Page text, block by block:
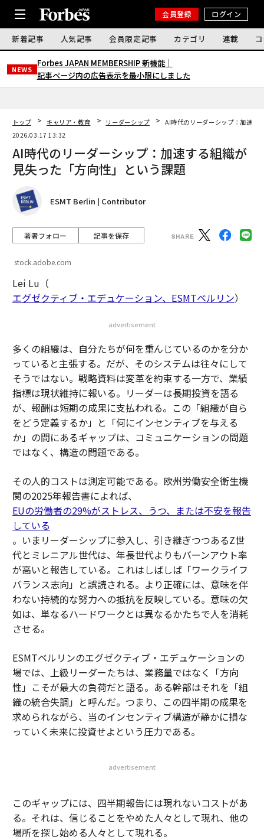
会員登録 ログイン
新着記事 人気記事 会員限定記事 カテゴリ 連載
NEWS
Forbes JAPAN MEMBERSHIP 新機能｜
記事ページ内の広告表示を最小限にしました
トップ キャリア・教育 リーダーシップ
AI時代のリーダーシップ：加速す
2026.03.17 13:32
AI時代のリーダーシップ：加速する組織が
見失った「方向性」という課題
ESMT Berlin | Contributor
著者フォロー 記事を保存
stock.adobe.com
Lei Lu（
エグゼクティブ・エデュケーション、ESMTベルリン）
advertisement
多くの組織は、自分たちが何を重んじているのかを分か
っていると主張する。だが、そのシステムは往々にして
そうではない。戦略資料は変革を約束する一方で、業績
指標は現状維持に報いる。リーダーは長期投資を語る
が、報酬は短期の成果に支払われる。この「組織が自ら
をどう定義するか」と「何にインセンティブを与える
か」の間にあるギャップは、コミュニケーションの問題
ではなく、構造の問題である。
その人的コストは測定可能である。欧州労働安全衛生機
関の2025年報告書によれば、
EUの労働者の29%がストレス、うつ、または不安を報告
している
。いまリーダーシップに参入し、引き継ぎつつあるZ世
代とミレニアル世代は、年長世代よりもバーンアウト率
が高いと報告している。これはしばしば「ワークライフ
バランス志向」と誤読される。より正確には、意味を伴
わない持続的な努力への抵抗を反映している。意味の欠
如は、単なるハードワークとは異なるかたちで人を消耗
させる。
ESMTベルリンのエグゼクティブ・エデュケーションの
場では、上級リーダーたちは、業務量ではなく「方向
性」こそが最大の負荷だと語る。ある幹部はそれを「組
織の統合失調」と呼んだ。つまり、この四半期の成果を
求められながら、当のインセンティブ構造が静かに損な
っていく未来に投資せよという圧力である。
advertisement
このギャップには、四半期報告には現れないコストがあ
る。それは、信じることをやめた人々として現れ、他の
場所を探し始める人々として現れる。